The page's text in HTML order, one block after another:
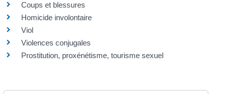
Coups et blessures
Homicide involontaire
Viol
Violences conjugales
Prostitution, proxénétisme, tourisme sexuel